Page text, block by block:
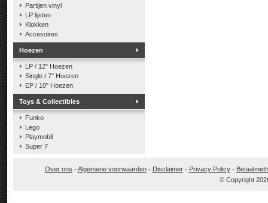
Partijen vinyl
LP lijsten
Klokken
Accesoires
Hoezen
LP / 12" Hoezen
Single / 7" Hoezen
EP / 10" Hoezen
Toys & Collectibles
Funko
Lego
Playmobil
Super 7
Over ons -Algemene voorwaarden- Disclaimer- Privacy Policy-
© Copyright